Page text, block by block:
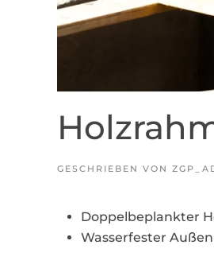
GESCHRIEBEN VON
Doppelbeplankter
Wasserfester